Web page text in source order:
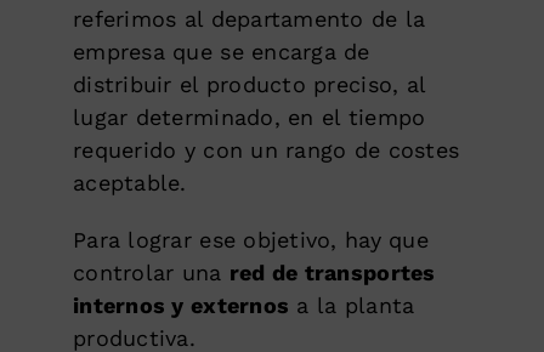
referimos al departamento de la
empresa que se encarga de
distribuir el producto preciso, al
lugar determinado, en el tiempo
requerido y con un rango de costes
aceptable.
Para lograr ese objetivo, hay que
controlar una red de transportes
internos y externos a la planta
productiva.